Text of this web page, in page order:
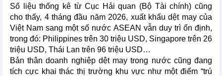
Số liệu thống kê từ Cục Hải quan (Bộ Tài chính) cũng
cho thấy, 4 tháng đầu năm 2026, xuất khẩu dệt may của
Việt Nam sang một số nước ASEAN vẫn duy trì ổn định,
trong đó: Philippines trên 30 triệu USD, Singapore trên 26
triệu USD, Thái Lan trên 96 triệu USD…
Bản thân doanh nghiệp dệt may trong nước cũng đang
tích cực khai thác thị trường khu vực như một điểm “trú